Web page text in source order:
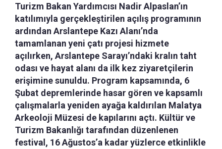
Turizm Bakan Yardımcısı Nadir Alpaslan’ın
katılımıyla gerçekleştirilen açılış programının
ardından Arslantepe Kazı Alanı’nda
tamamlanan yeni çatı projesi hizmete
açılırken, Arslantepe Sarayı’ndaki kralın taht
odası ve hayat alanı da ilk kez ziyaretçilerin
erişimine sunuldu. Program kapsamında, 6
Şubat depremlerinde hasar gören ve kapsamlı
çalışmalarla yeniden ayağa kaldırılan Malatya
Arkeoloji Müzesi de kapılarını açtı. Kültür ve
Turizm Bakanlığı tarafından düzenlenen
festival, 16 Ağustos’a kadar yüzlerce etkinlikle